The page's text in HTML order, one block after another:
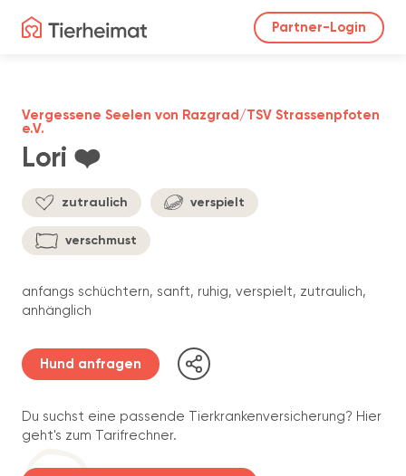
Partner-Login
Lori ❤️
Vergessene Seelen von Razgrad/TSV Strassenpfoten
e.V.
zutraulich verspielt
verschmust
anfangs schüchtern, sanft, ruhig, verspielt, zutraulich,
anhänglich
Hund anfragen
Du suchst eine passende Tierkrankenversicherung? Hier
geht's zum Tarifrechner.